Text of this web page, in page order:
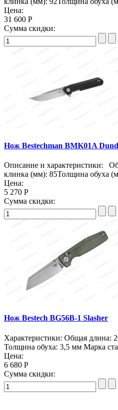
Цена:
31 600 Р
Сумма скидки:
Нож Bestechman BMK01A
Описание и характеристики:
клинка (мм): 85Толщина обуха
Цена:
5 270 Р
Сумма скидки:
Нож Bestech BG56B-1 Slasher
Характеристики: Общая длина:
Толщина обуха: 3,5 мм Марка
Цена:
6 680 Р
Сумма скидки: